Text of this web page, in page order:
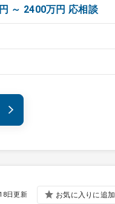
～ 2400万円 応相談
日更新 お気に入りに追加